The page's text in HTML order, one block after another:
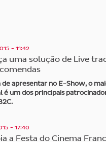
- 11:42
uma solução de Live
de apresentar no E-Show, o
é um dos principais
- 17:40
a Festa do Cinema